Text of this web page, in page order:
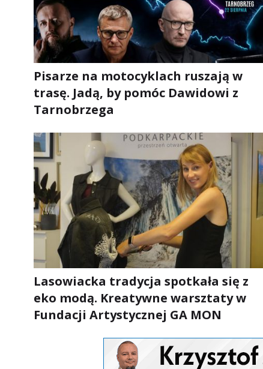
Pisarze na motocyklach ruszają w
trasę. Jadą, by pomóc Dawidowi z
Tarnobrzega
Lasowiacka tradycja spotkała się z
eko modą. Kreatywne warsztaty w
Fundacji Artystycznej GA MON